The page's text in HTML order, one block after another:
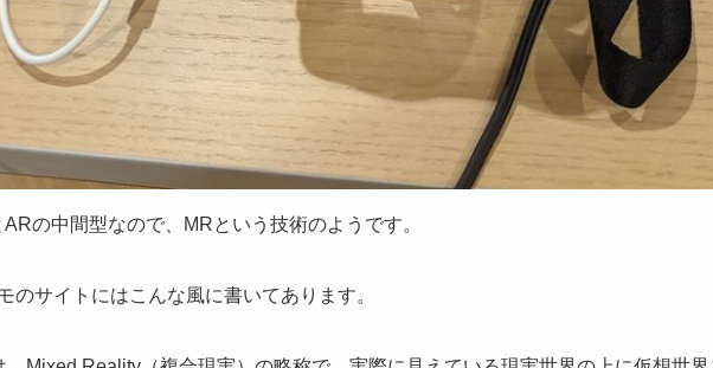
の中間型なので、MRという技術のようです。
のサイトにはこんな風に書いてあります。